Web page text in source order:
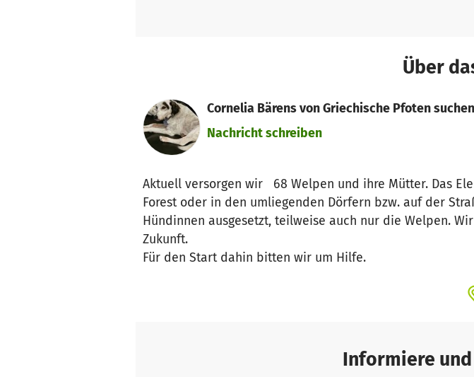
Über
Cornelia Bärens von Griechische Pfoten
Nachricht schreiben
Aktuell versorgen wir 68 Welpen und ihre Mütter. Das
Forest oder in den umliegenden Dörfern bzw. auf der
Hündinnen ausgesetzt, teilweise auch nur die Welpen.
Zukunft.
Für den Start dahin bitten wir um Hilfe.
Informiere